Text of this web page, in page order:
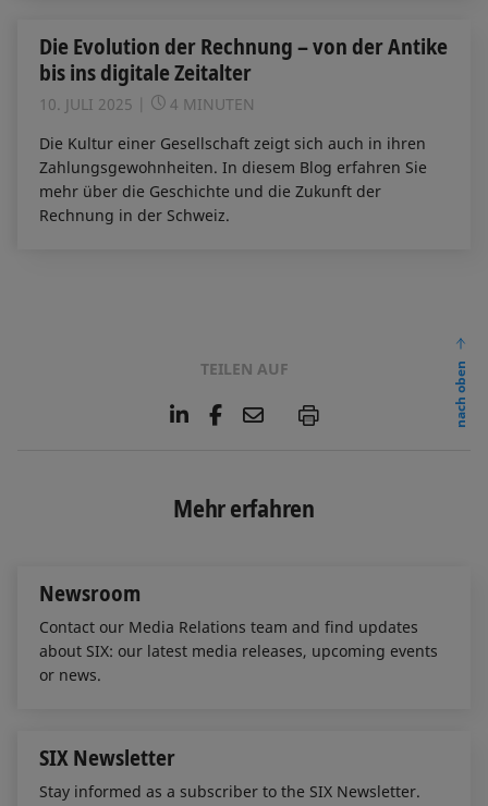
Die Evolution der Rechnung – von der Antike
bis ins digitale Zeitalter
10. JULI 2025
4 MINUTEN
Die Kultur einer Gesellschaft zeigt sich auch in ihren
Zahlungsgewohnheiten. In diesem Blog erfahren Sie
mehr über die Geschichte und die Zukunft der
Rechnung in der Schweiz.
TEILEN AUF
L
e
d
F
o
E
l
P
nach oben
Mehr erfahren
Newsroom
Contact our Media Relations team and find updates
about SIX: our latest media releases, upcoming events
or news.
SIX Newsletter
Stay informed as a subscriber to the SIX Newsletter.